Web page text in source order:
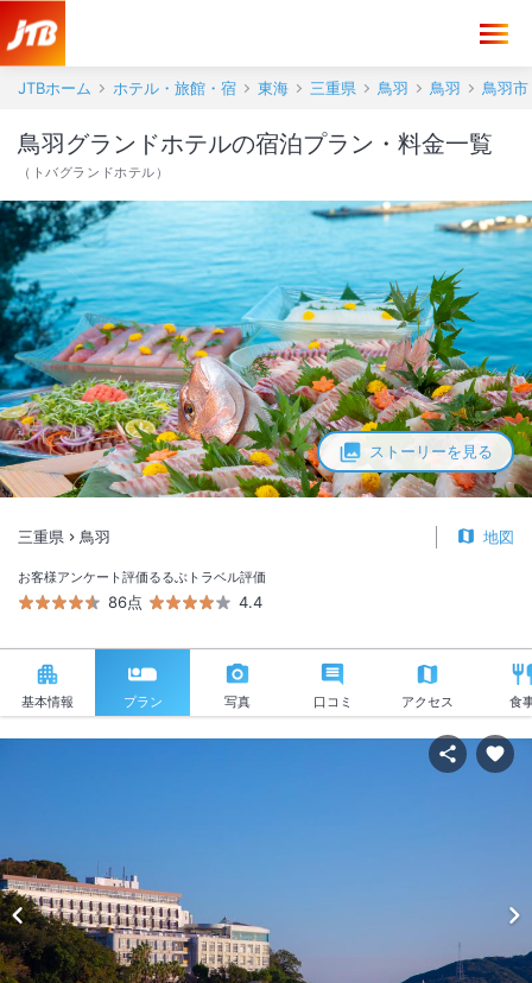
JTBホーム ホテル・旅館・宿 東海 三重県 鳥羽 鳥羽 鳥羽市
ストーリーを見る
鳥羽グランドホテルの宿泊プラン・料金一覧
（ トバグランドホテル ）
三重県 鳥羽 地図
お客様アンケート評価
86点
るるぶトラベル評価
4.4
基本情報 プラン 写真 口コミ アクセス 食